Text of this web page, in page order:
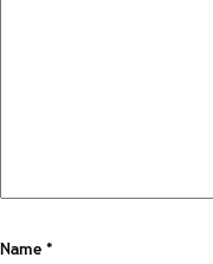
Name*